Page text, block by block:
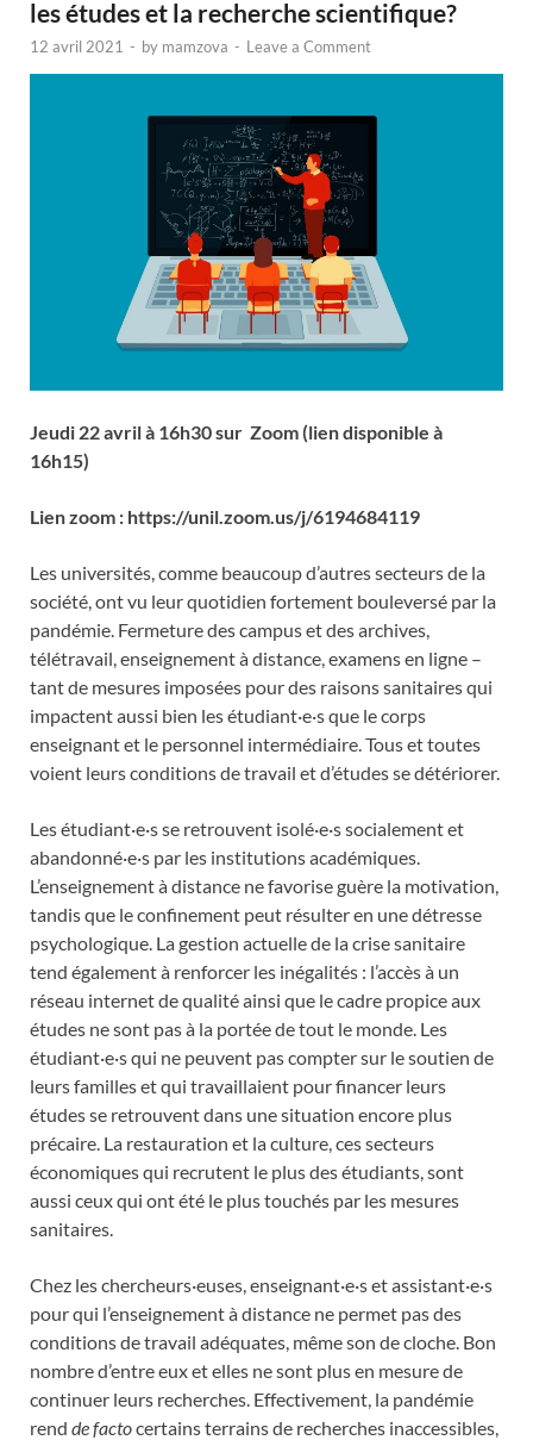
les études et la recherche scientifique?
12 avril 2021 - by mamzova - Leave a Comment
Jeudi 22 avril à 16h30 sur Zoom (lien disponible à
16h15)
Lien zoom : https://unil.zoom.us/j/6194684119
Les universités, comme beaucoup d’autres secteurs de la
société, ont vu leur quotidien fortement bouleversé par la
pandémie. Fermeture des campus et des archives,
télétravail, enseignement à distance, examens en ligne –
tant de mesures imposées pour des raisons sanitaires qui
impactent aussi bien les étudiant·e·s que le corps
enseignant et le personnel intermédiaire. Tous et toutes
voient leurs conditions de travail et d’études se détériorer.
Les étudiant·e·s se retrouvent isolé·e·s socialement et
abandonné·e·s par les institutions académiques.
L’enseignement à distance ne favorise guère la motivation,
tandis que le confinement peut résulter en une détresse
psychologique. La gestion actuelle de la crise sanitaire
tend également à renforcer les inégalités : l’accès à un
réseau internet de qualité ainsi que le cadre propice aux
études ne sont pas à la portée de tout le monde. Les
étudiant·e·s qui ne peuvent pas compter sur le soutien de
leurs familles et qui travaillaient pour financer leurs
études se retrouvent dans une situation encore plus
précaire. La restauration et la culture, ces secteurs
économiques qui recrutent le plus des étudiants, sont
aussi ceux qui ont été le plus touchés par les mesures
sanitaires.
Chez les chercheurs·euses, enseignant·e·s et assistant·e·s
pour qui l’enseignement à distance ne permet pas des
conditions de travail adéquates, même son de cloche. Bon
nombre d’entre eux et elles ne sont plus en mesure de
continuer leurs recherches. Effectivement, la pandémie
rend de factocertains terrains de recherches inaccessibles,